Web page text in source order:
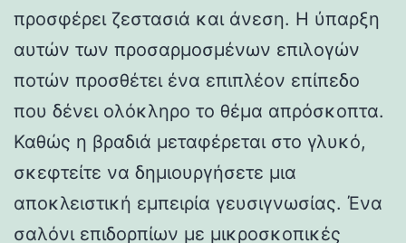
προσφέρει ζεστασιά και άνεση. Η ύπαρξη
αυτών των προσαρμοσμένων επιλογών
ποτών προσθέτει ένα επιπλέον επίπεδο
που δένει ολόκληρο το θέμα απρόσκοπτα.
Καθώς η βραδιά μεταφέρεται στο γλυκό,
σκεφτείτε να δημιουργήσετε μια
αποκλειστική εμπειρία γευσιγνωσίας. Ένα
σαλόνι επιδορπίων με μικροσκοπικές